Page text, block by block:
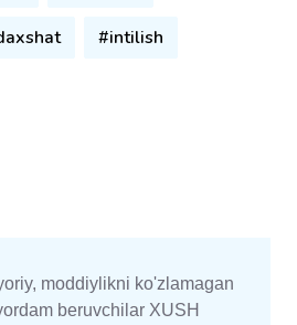
#intilish
moddiylikni ko'zlamagan
beruvchilar XUSH